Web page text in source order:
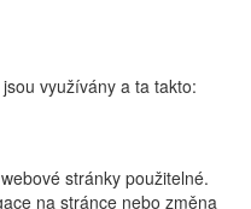
využívány a ta takto:
stránky použitelné.
na stránce nebo změna